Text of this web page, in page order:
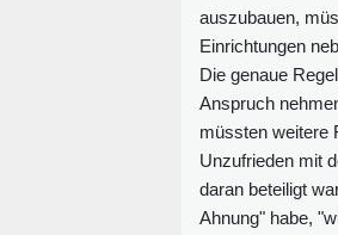
auszubauen,
Einrichtungen
Die genaue
Anspruch
müssten weitere
Unzufrieden mit
daran beteiligt
Ahnung" habe,